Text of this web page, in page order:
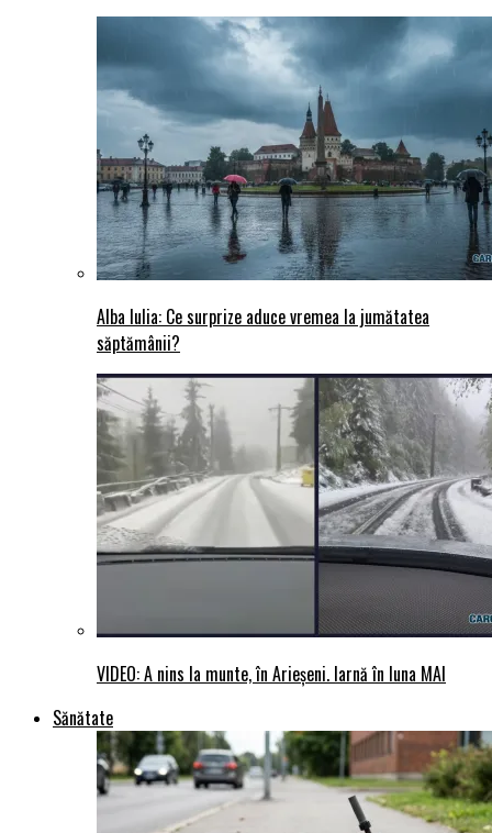
Alba Iulia: Ce surprize aduce vremea la jumătatea
săptămânii?
VIDEO: A nins la munte, în Arieșeni. Iarnă în luna MAI
Sănătate